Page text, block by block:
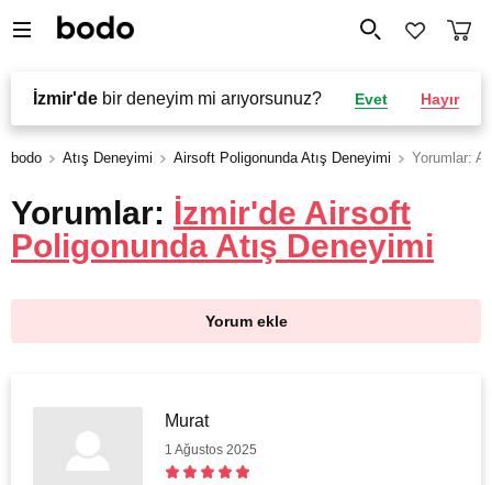
İzmir'de bir deneyim mi arıyorsunuz? Evet Hayır
bodo Atış Deneyimi Airsoft Poligonunda Atış Deneyimi Yorumlar:
Yorumlar: İzmir'de Airsoft
Poligonunda Atış Deneyimi
Yorum ekle
Murat
1 Ağustos 2025